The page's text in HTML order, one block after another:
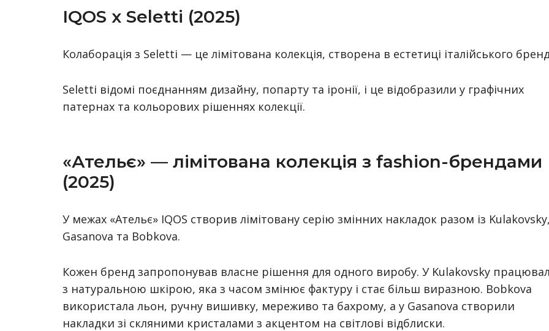
IQOS x Seletti (2025)
Колаборація з Seletti — це лімітована колекція, створена в естетиці італійського
Seletti відомі поєднанням дизайну, попарту та іронії, і це відобразили у графічних
патернах та кольорових рішеннях колекції.
«Ательє» — лімітована колекція з fashion-брендами
(2025)
У межах «Ательє» IQOS створив лімітовану серію змінних накладок разом із
Gasanova та Bobkova.
Кожен бренд запропонував власне рішення для одного виробу. У Kulakovsky
з натуральною шкірою, яка з часом змінює фактуру і стає більш виразною. Bobkova
використала льон, ручну вишивку, мереживо та бахрому, а у Gasanova створили
накладки зі скляними кристалами з акцентом на світлові відблиски.